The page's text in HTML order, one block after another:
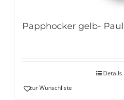
Papphocker gelb-
Details
zur Wunschliste